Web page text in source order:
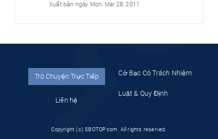
Xuất bản ngày Mon, Mar 28, 2011
Trò Chuyện Trực Tiếp
Liên hệ
Cờ Bạc Có Trách Nhiệm
Luật & Quy Định
Copyright (c) SBOTOP.com. All rights reserved.